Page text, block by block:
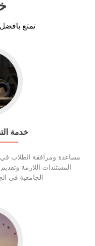
تمتع
خدمة
مساعدة ومرافقة الطلاب في
المستندات اللازمة
الجامعية في